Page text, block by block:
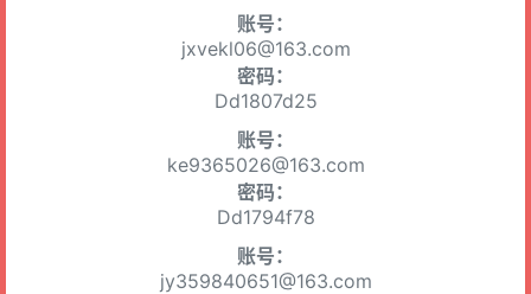
账号：
jxvekl06@163.com
密码：
Dd1807d25
账号：
ke9365026@163.com
密码：
Dd1794f78
账号：
jy359840651@163.com